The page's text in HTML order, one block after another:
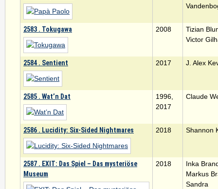
2583 . Tokugawa 2008
Tizian
Victor
2584 . Sentient 2017 J. Alex
2585 . Wat’n Dat
1996,
2017
Claude
2586 . Lucidity: Six-Sided Nightmares 2018 Shannon
2587 . EXIT: Das Spiel – Das mysteriöse
Museum
2018
Inka
Markus
Sandra